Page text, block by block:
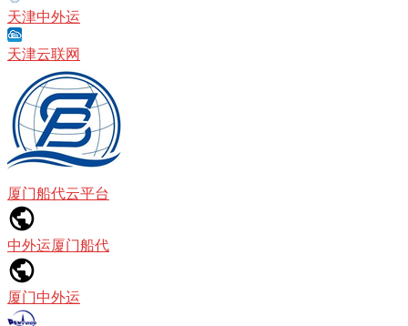
页
天津中外运
天津云联网
厦门船代云平台
中外运厦门船代
厦门中外运